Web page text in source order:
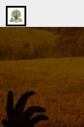
Go
to
home
page
onsgrotegezin.nl